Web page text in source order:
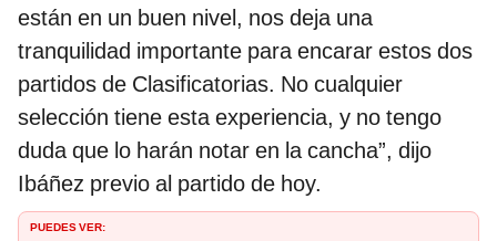
están en un buen nivel, nos deja una
tranquilidad importante para encarar estos dos
partidos de Clasificatorias. No cualquier
selección tiene esta experiencia, y no tengo
duda que lo harán notar en la cancha”, dijo
Ibáñez previo al partido de hoy.
PUEDES VER: